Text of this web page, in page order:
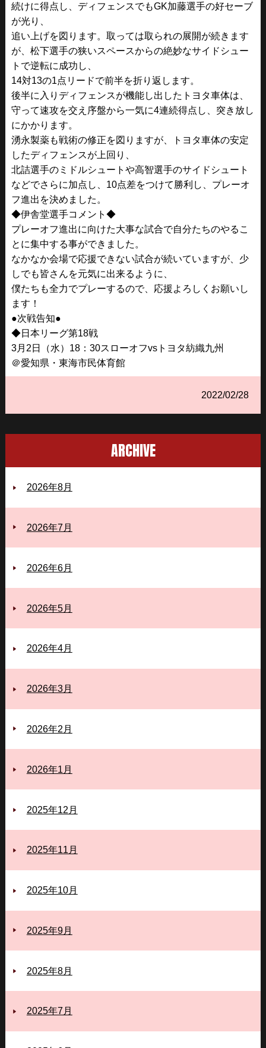
続けに得点し、ディフェンスでもGK加藤選手の好セーブ
が光り、
追い上げを図ります。取っては取られの展開が続きます
が、松下選手の狭いスペースからの絶妙なサイドシュー
トで逆転に成功し、
14対13の1点リードで前半を折り返します。
後半に入りディフェンスが機能し出したトヨタ車体は、
守って速攻を交え序盤から一気に4連続得点し、突き放し
にかかります。
湧永製薬も戦術の修正を図りますが、トヨタ車体の安定
したディフェンスが上回り、
北詰選手のミドルシュートや高智選手のサイドシュート
などでさらに加点し、10点差をつけて勝利し、プレーオ
フ進出を決めました。
◆伊舎堂選手コメント◆
プレーオフ進出に向けた大事な試合で自分たちのやるこ
とに集中する事ができました。
なかなか会場で応援できない試合が続いていますが、少
しでも皆さんを元気に出来るように、
僕たちも全力でプレーするので、応援よろしくお願いし
ます！
●次戦告知●
◆日本リーグ第18戦
3月2日（水）18：30スローオフvsトヨタ紡織九州
＠愛知県・東海市民体育館
2022/02/28
ARCHIVE
2026年8月
2026年7月
2026年6月
2026年5月
2026年4月
2026年3月
2026年2月
2026年1月
2025年12月
2025年11月
2025年10月
2025年9月
2025年8月
2025年7月